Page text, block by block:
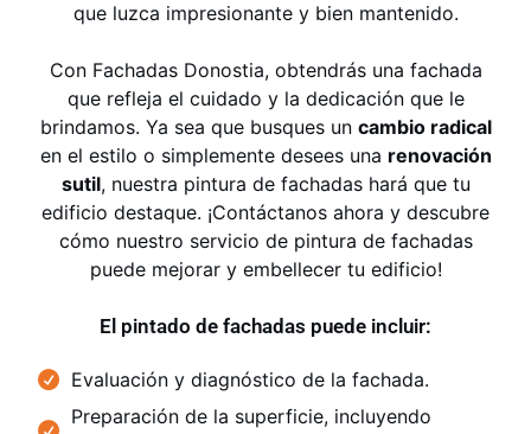
que luzca impresionante y bien mantenido.
Con Fachadas Donostia, obtendrás una fachada
que refleja el cuidado y la dedicación que le
brindamos. Ya sea que busques un cambio radical
en el estilo o simplemente desees una renovación
sutil, nuestra pintura de fachadas hará que tu
edificio destaque. ¡Contáctanos ahora y descubre
cómo nuestro servicio de pintura de fachadas
puede mejorar y embellecer tu edificio!
El pintado de fachadas puede incluir:
Evaluación y diagnóstico de la fachada.
Preparación de la superficie, incluyendo